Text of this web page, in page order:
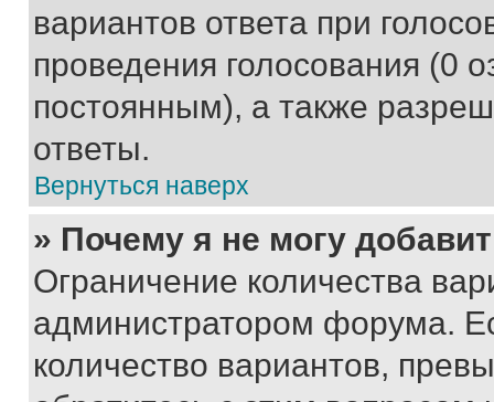
вариантов ответа при
проведения голосования (0
постоянным), а также
ответы.
Вернуться наверх
» Почему я не могу
Ограничение количества
администратором форума.
количество вариантов,